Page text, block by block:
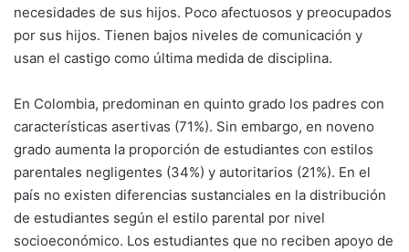
necesidades de sus hijos. Poco afectuosos y preocupados
por sus hijos. Tienen bajos niveles de comunicación y
usan el castigo como última medida de disciplina.
En Colombia, predominan en quinto grado los padres con
características asertivas (71%). Sin embargo, en noveno
grado aumenta la proporción de estudiantes con estilos
parentales negligentes (34%) y autoritarios (21%). En el
país no existen diferencias sustanciales en la distribución
de estudiantes según el estilo parental por nivel
socioeconómico. Los estudiantes que no reciben apoyo de